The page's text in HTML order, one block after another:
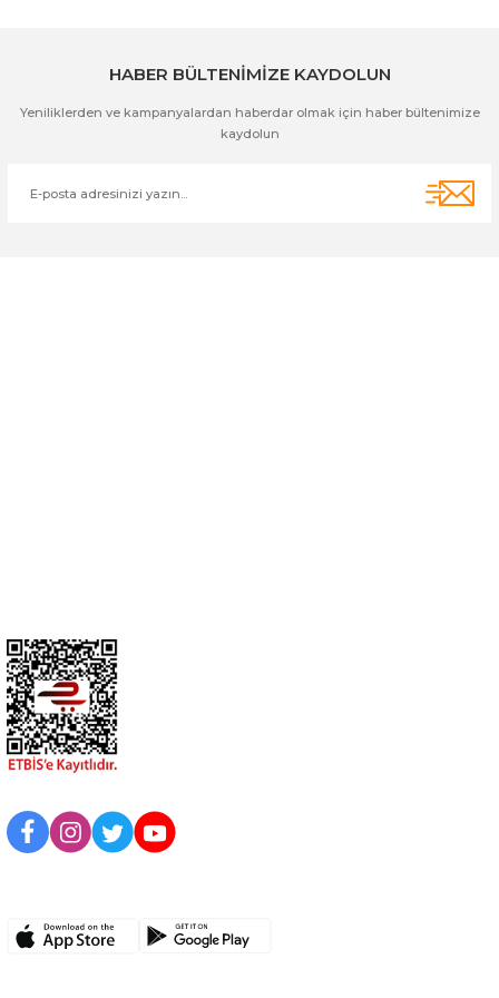
HABER BÜLTENİMİZE KAYDOLUN
Yeniliklerden ve kampanyalardan haberdar olmak için haber bültenimize
kaydolun